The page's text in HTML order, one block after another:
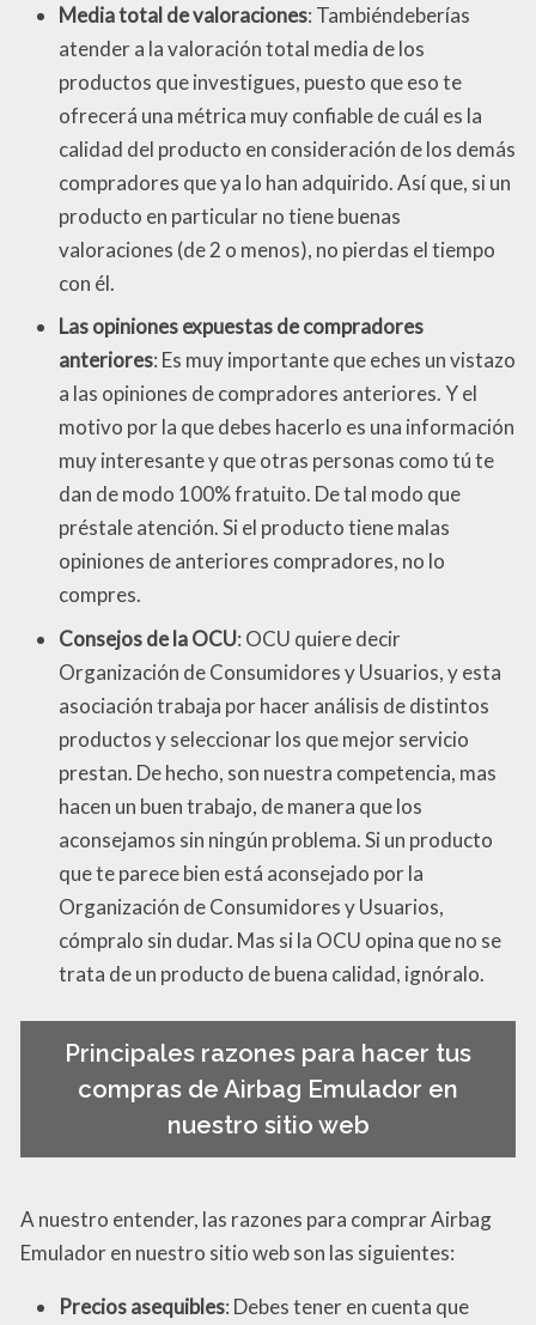
Media total de valoraciones: Tambiéndeberías
atender a la valoración total media de los
productos que investigues, puesto que eso te
ofrecerá una métrica muy confiable de cuál es la
calidad del producto en consideración de los demás
compradores que ya lo han adquirido. Así que, si un
producto en particular no tiene buenas
valoraciones (de 2 o menos), no pierdas el tiempo
con él.
Las opiniones expuestas de compradores
anteriores: Es muy importante que eches un vistazo
a las opiniones de compradores anteriores. Y el
motivo por la que debes hacerlo es una información
muy interesante y que otras personas como tú te
dan de modo 100% fratuito. De tal modo que
préstale atención. Si el producto tiene malas
opiniones de anteriores compradores, no lo
compres.
Consejos de la OCU: OCU quiere decir
Organización de Consumidores y Usuarios, y esta
asociación trabaja por hacer análisis de distintos
productos y seleccionar los que mejor servicio
prestan. De hecho, son nuestra competencia, mas
hacen un buen trabajo, de manera que los
aconsejamos sin ningún problema. Si un producto
que te parece bien está aconsejado por la
Organización de Consumidores y Usuarios,
cómpralo sin dudar. Mas si la OCU opina que no se
trata de un producto de buena calidad, ignóralo.
Principales razones para hacer tus
compras de Airbag Emulador en
nuestro sitio web
A nuestro entender, las razones para comprar Airbag
Emulador en nuestro sitio web son las siguientes:
Precios asequibles: Debes tener en cuenta que